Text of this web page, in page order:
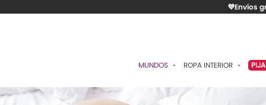
💜Envíos
MUNDOS
ESENCIAL
ROPA INTERIOR
BRASIERES